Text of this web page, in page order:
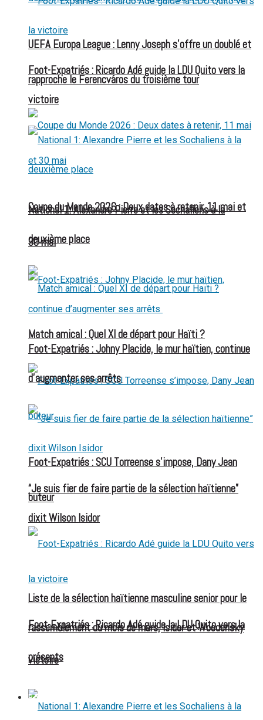
UEFA Europa League : Lenny Joseph s’offre un doublé et
rapproche le Ferencváros du troisième tour
Coupe du Monde 2026 : Deux dates à retenir, 11 mai et
30 mai
Match amical : Quel XI de départ pour Haïti ?
Foot-Expatriés : SCU Torreense s’impose, Dany Jean
buteur
Foot-Expatriés : Ricardo Adé guide la LDU Quito vers la
victoire
Foot-Expatriés : Ricardo Adé guide la LDU Quito vers la
victoire
National 1: Alexandre Pierre et les Sochaliens à la
deuxième place
Foot-Expatriés : Johny Placide, le mur haïtien, continue
d’augmenter ses arrêts
“Je suis fier de faire partie de la sélection haïtienne”
dixit Wilson Isidor
Liste de la sélection haïtienne masculine senior pour le
rassemblement du mois de mars, Isidor et Woodensky
présents
BASKETBALL